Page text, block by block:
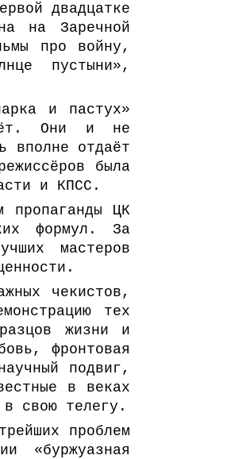
двадцатке
на Заречной
про войну,
пустыни»,
и пастух»
Они и не
вполне отдаёт
была
и КПСС.
пропаганды ЦК
формул. За
мастеров
чекистов,
тех
жизни и
фронтовая
подвиг,
в веках
в свою телегу.
проблем
«буржуазная